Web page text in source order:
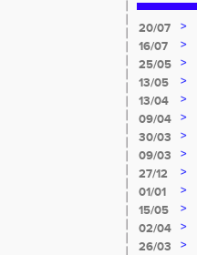
20/07 >
16/07
>
25/05
>
13/05
>
13/04
>
09/04
>
30/03
>
09/03
>
27/12
>
01/01
>
15/05
>
02/04
>
26/03
>